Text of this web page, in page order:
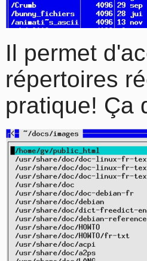
Il permet
répertoires
pratique! Ça